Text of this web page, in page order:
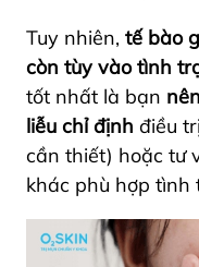
Tuy nhiên, tế bào
còn tùy vào tình
tốt nhất là bạn
liễu chỉ định điều
cần thiết) hoặc tư
khác phù hợp tình